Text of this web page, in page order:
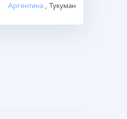
Аргентина , Тукуман